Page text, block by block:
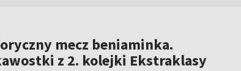
mecz beniaminka.
z 2. kolejki Ekstraklasy